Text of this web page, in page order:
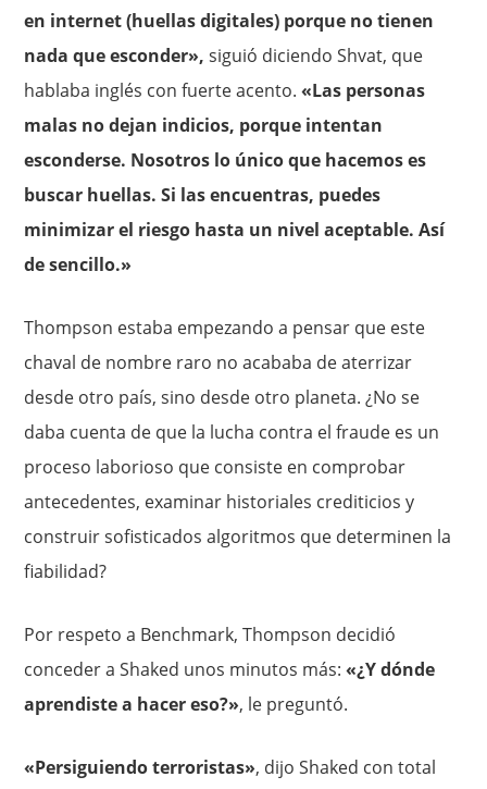
en internet (huellas digitales) porque no tienen
nada que esconder», siguió diciendo Shvat, que
hablaba inglés con fuerte acento.«Las personas
malas no dejan indicios, porque intentan
esconderse. Nosotros lo único que hacemos es
buscar huellas. Si las encuentras, puedes
minimizar el riesgo hasta un nivel aceptable. Así
de sencillo.»
Thompson estaba empezando a pensar que este
chaval de nombre raro no acababa de aterrizar
desde otro país, sino desde otro planeta. ¿No se
daba cuenta de que la lucha contra el fraude es un
proceso laborioso que consiste en comprobar
antecedentes, examinar historiales crediticios y
construir sofisticados algoritmos que determinen la
fiabilidad?
Por respeto a Benchmark, Thompson decidió
conceder a Shaked unos minutos más:«¿Y dónde
aprendiste a hacer eso?», le preguntó.
«Persiguiendo terroristas», dijo Shaked con total